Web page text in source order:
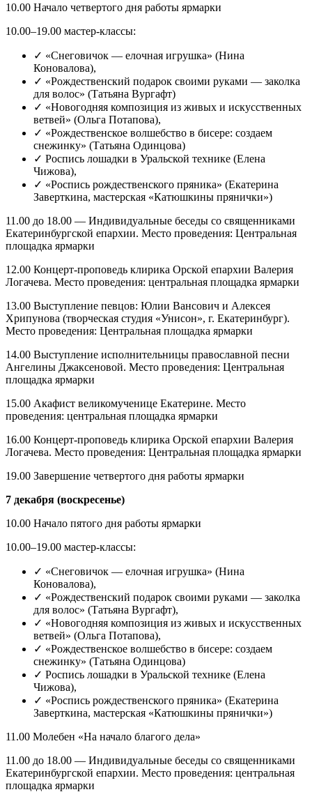
10.00 Начало четвертого дня работы ярмарки
10.00–19.00 мастер-классы:
✓ «Снеговичок — елочная игрушка» (Нина
Коновалова),
✓ «Рождественский подарок своими руками — заколка
для волос» (Татьяна Вургафт)
✓ «Новогодняя композиция из живых и искусственных
ветвей» (Ольга Потапова),
✓ «Рождественское волшебство в бисере: создаем
снежинку» (Татьяна Одинцова)
✓ Роспись лошадки в Уральской технике (Елена
Чижова),
✓ «Роспись рождественского пряника» (Екатерина
Заверткина, мастерская «Катюшкины прянички»)
11.00 до 18.00 — Индивидуальные беседы со священниками
Екатеринбургской епархии. Место проведения: Центральная
площадка ярмарки
12.00 Концерт-проповедь клирика Орской епархии Валерия
Логачева. Место проведения: центральная площадка ярмарки
13.00 Выступление певцов: Юлии Вансович и Алексея
Хрипунова (творческая студия «Унисон», г. Екатеринбург).
Место проведения: Центральная площадка ярмарки
14.00 Выступление исполнительницы православной песни
Ангелины Джаксеновой. Место проведения: Центральная
площадка ярмарки
15.00 Акафист великомученице Екатерине. Место
проведения: центральная площадка ярмарки
16.00 Концерт-проповедь клирика Орской епархии Валерия
Логачева. Место проведения: Центральная площадка ярмарки
19.00 Завершение четвертого дня работы ярмарки
7 декабря (воскресенье)
10.00 Начало пятого дня работы ярмарки
10.00–19.00 мастер-классы:
✓ «Снеговичок — елочная игрушка» (Нина
Коновалова),
✓ «Рождественский подарок своими руками — заколка
для волос» (Татьяна Вургафт),
✓ «Новогодняя композиция из живых и искусственных
ветвей» (Ольга Потапова),
✓ «Рождественское волшебство в бисере: создаем
снежинку» (Татьяна Одинцова)
✓ Роспись лошадки в Уральской технике (Елена
Чижова),
✓ «Роспись рождественского пряника» (Екатерина
Заверткина, мастерская «Катюшкины прянички»)
11.00 Молебен «На начало благого дела»
11.00 до 18.00 — Индивидуальные беседы со священниками
Екатеринбургской епархии. Место проведения: центральная
площадка ярмарки